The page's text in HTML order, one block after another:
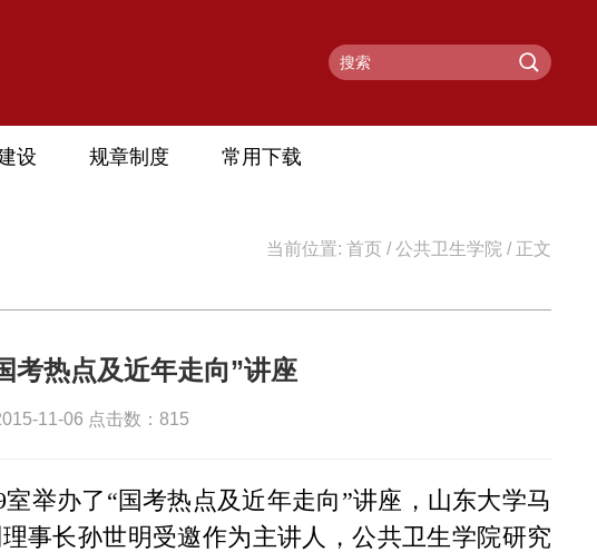
设 规章制度 常用下载
当前位置: 首页 /公共卫生学院 / 正文
考热点及近年走向”讲座
11-06 点击数： 815
室举办了“国考热点及近年走向”讲座，山东大学马
事长孙世明受邀作为主讲人，公共卫生学院研究